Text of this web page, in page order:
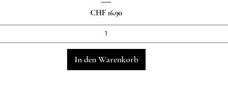
Preis
CHF 16.90
In den Warenkorb